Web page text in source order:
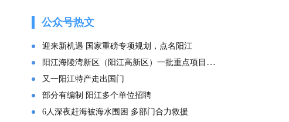
公众号热文
迎来新机遇 国家重磅专项规划，点名阳江
阳江海陵湾新区（阳江高新区）一批重点项目集中投产
又一阳江特产走出国门
部分有编制 阳江多个单位招聘
6人深夜赶海被海水围困 多部门合力救援